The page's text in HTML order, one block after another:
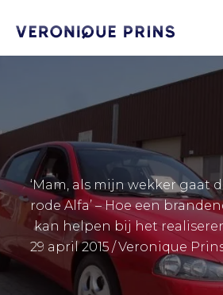
naar
‘Mam, als mijn wekker gaat
rode Alfa’ – Hoe een
kan helpen bij het
29 april 2015 /Veronique